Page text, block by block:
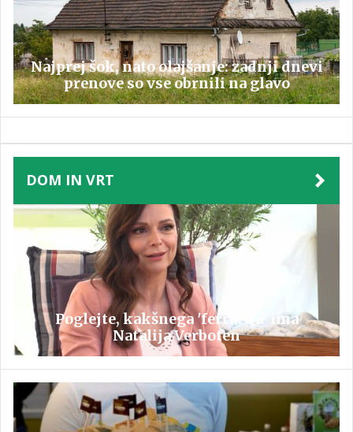
Najprej šok, nato olajšanje: zadnji dnevi
prenove so vse obrnili na glavo
DOM IN VRT
Poglejte, kakšnega 'ferrarija' ima
Natalija Verboten